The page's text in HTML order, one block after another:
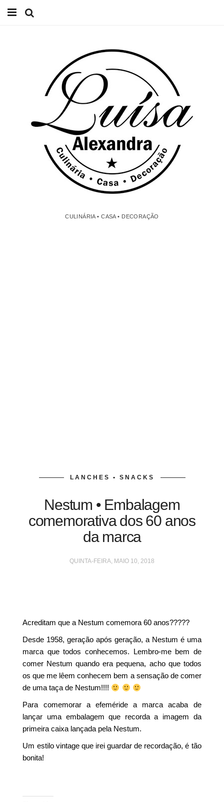
CULINÁRIA • CASA • DECORAÇÃO
LANCHES • SNACKS
Nestum • Embalagem
comemorativa dos 60 anos
da marca
QUINTA-FEIRA, MAIO 10, 2018
Acreditam que a Nestum comemora 60 anos?????
Desde 1958, geração após geração, a Nestum é uma
marca que todos conhecemos. Lembro-me bem de
comer Nestum quando era pequena, acho que todos
os que me lêem conhecem bem a sensação de comer
de uma taça de Nestum!!!!
Para comemorar a efeméride a marca acaba de
lançar uma embalagem que recorda a imagem da
primeira caixa lançada pela Nestum.
Um estilo vintage que irei guardar de recordação, é tão
bonita!